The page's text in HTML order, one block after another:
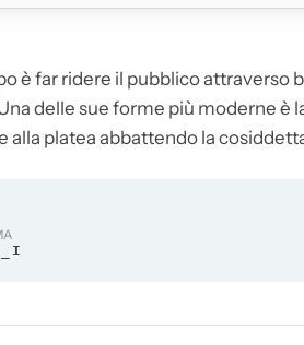
è far ridere il pubblico attraverso
delle sue forme più moderne è
platea abbattendo la